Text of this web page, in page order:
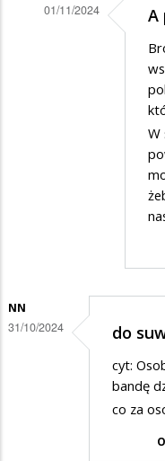
01/11/2024 A
W
NN
31/10/2024 do
cyt:
bandę
co za